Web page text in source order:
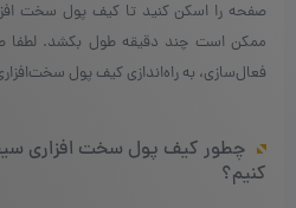
صفحه را اسکن کنید تا کیف پول سخت
ممکن است چند دقیقه طول بکشد. لطفا
فعال‌سازی، به راه‌اندازی کیف پول
کنیم؟